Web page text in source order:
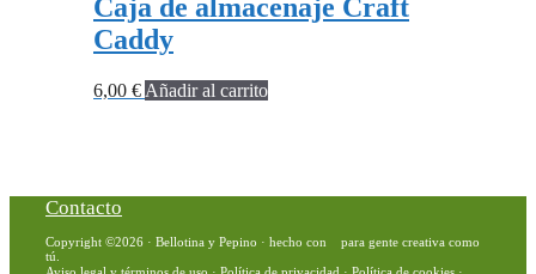
Caja de almacenaje Craft
Caddy
6,00 € Añadir al carrito
Contacto
Copyright ©2026 · Bellotina y Pepino · hecho con
para gente creativa como
tú.